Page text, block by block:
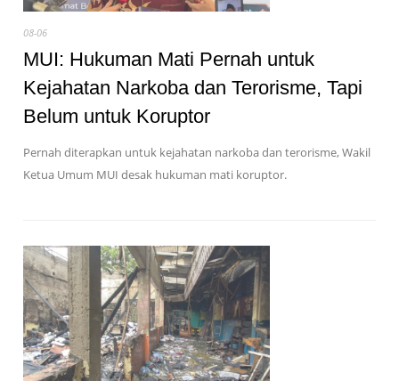
08-06
MUI: Hukuman Mati Pernah untuk
Kejahatan Narkoba dan Terorisme, Tapi
Belum untuk Koruptor
Pernah diterapkan untuk kejahatan narkoba dan terorisme, Wakil
Ketua Umum MUI desak hukuman mati koruptor.